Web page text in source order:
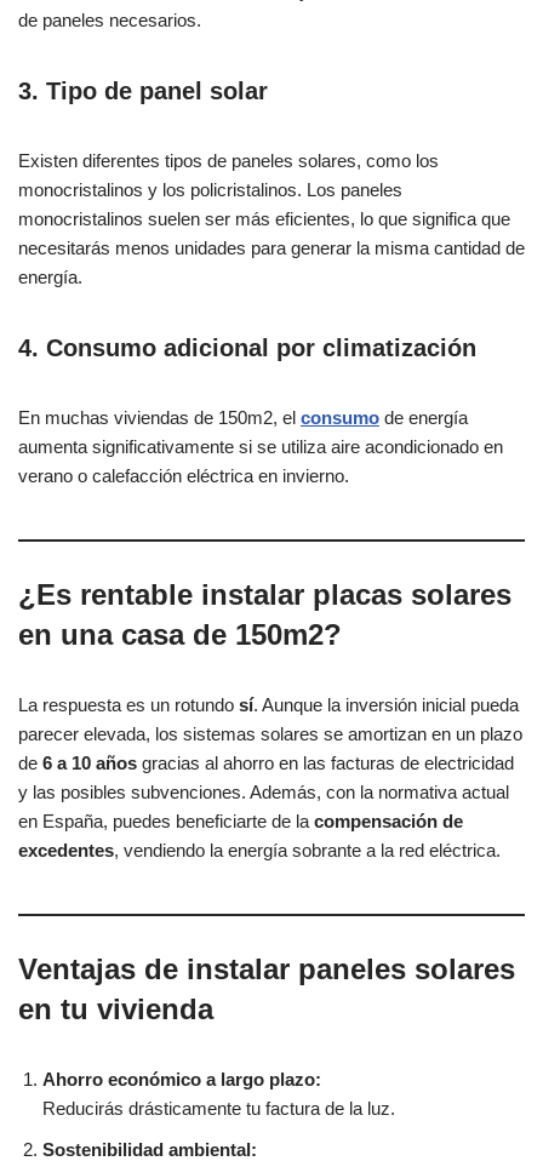
de paneles necesarios.
3. Tipo de panel solar
Existen diferentes tipos de paneles solares, como los
monocristalinos y los policristalinos. Los paneles
monocristalinos suelen ser más eficientes, lo que significa que
necesitarás menos unidades para generar la misma cantidad de
energía.
4. Consumo adicional por climatización
En muchas viviendas de 150m2, el consumo de energía
aumenta significativamente si se utiliza aire acondicionado en
verano o calefacción eléctrica en invierno.
¿Es rentable instalar placas solares
en una casa de 150m2?
La respuesta es un rotundo sí. Aunque la inversión inicial pueda
parecer elevada, los sistemas solares se amortizan en un plazo
de 6 a 10 años gracias al ahorro en las facturas de electricidad
y las posibles subvenciones. Además, con la normativa actual
en España, puedes beneficiarte de la compensación de
excedentes, vendiendo la energía sobrante a la red eléctrica.
Ventajas de instalar paneles solares
en tu vivienda
Ahorro económico a largo plazo:
Reducirás drásticamente tu factura de la luz.
Sostenibilidad ambiental: